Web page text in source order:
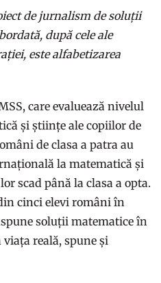
de jurnalism de soluții
după cele ale
este alfabetizarea
care evaluează nivelul
și științe ale copiilor de
de clasa a patra au
la matematică și
scad până la clasa a opta.
cinci elevi români în
soluții matematice în
reală, spune și